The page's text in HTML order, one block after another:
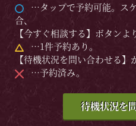
…タップで予約可能。ス
合、
【今すぐ相談する】ボタンよ
…1件予約あり。
【待機状況を問い合わせる】
…予約済み。
待機状況を